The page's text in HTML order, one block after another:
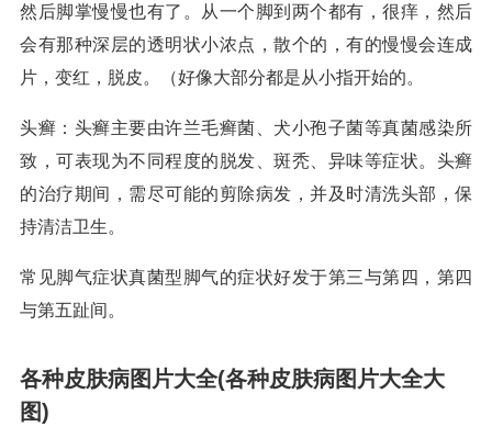
然后脚掌慢慢也有了。从一个脚到两个都有，很痒，然后
会有那种深层的透明状小浓点，散个的，有的慢慢会连成
片，变红，脱皮。（好像大部分都是从小指开始的。
头癣：头癣主要由许兰毛癣菌、犬小孢子菌等真菌感染所
致，可表现为不同程度的脱发、斑秃、异味等症状。头癣
的治疗期间，需尽可能的剪除病发，并及时清洗头部，保
持清洁卫生。
常见脚气症状真菌型脚气的症状好发于第三与第四，第四
与第五趾间。
各种皮肤病图片大全(各种皮肤病图片大全大
图)